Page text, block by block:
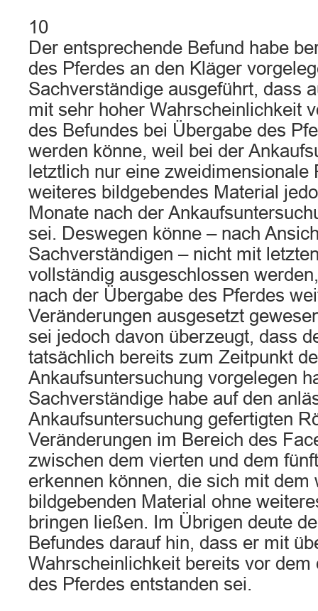
10
Der entsprechende Befund habe
des Pferdes an den Kläger
Sachverständige ausgeführt, dass
mit sehr hoher Wahrscheinlichkeit
des Befundes bei Übergabe des
werden könne, weil bei der
letztlich nur eine zweidimensionale
weiteres bildgebendes Material
Monate nach der
sei. Deswegen könne – nach
Sachverständigen – nicht mit
vollständig ausgeschlossen
nach der Übergabe des Pferdes
Veränderungen ausgesetzt
sei jedoch davon überzeugt, dass
tatsächlich bereits zum Zeitpunkt
Ankaufsuntersuchung vorgelegen
Sachverständige habe auf den
Ankaufsuntersuchung gefertigten
Veränderungen im Bereich des
zwischen dem vierten und dem
erkennen können, die sich mit dem
bildgebenden Material ohne
bringen ließen. Im Übrigen deute
Befundes darauf hin, dass er mit
Wahrscheinlichkeit bereits vor dem
des Pferdes entstanden sei.